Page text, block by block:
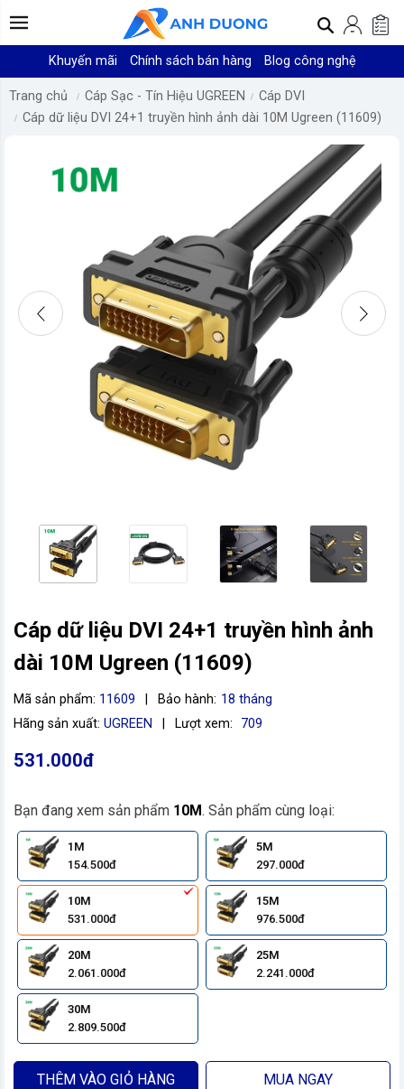
Khuyến mãi Chính sách bán hàng Blog công nghệ
Trang chủ Cáp Sạc - Tín Hiệu UGREEN
Cáp DVI
Cáp dữ liệu DVI 24+1 truyền hình ảnh dài 10M Ugreen (11609)
Cáp dữ liệu DVI 24+1 truyền hình ảnh
dài 10M Ugreen (11609)
Mã sản phẩm: 11609 Bảo hành: 18 tháng
Hãng sản xuất: UGREEN Lượt xem: 709
531.000đ
Bạn đang xem sản phẩm 10M. Sản phẩm cùng loại:
1M
154.500đ
5M
297.000đ
10M
531.000đ
15M
976.500đ
20M
2.061.000đ
25M
2.241.000đ
30M
2.809.500đ
THÊM VÀO GIỎ HÀNG MUA NGAY